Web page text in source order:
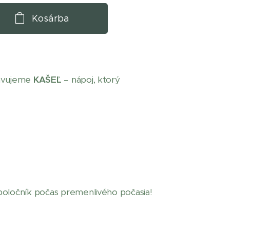
Kosárba
KAŠEĽ – nápoj, ktorý
počas premenlivého počasia!